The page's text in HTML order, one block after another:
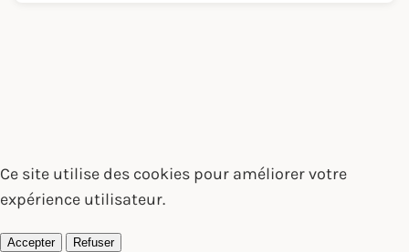
Ce site utilise des cookies pour améliorer votre
expérience utilisateur.
Accepter Refuser